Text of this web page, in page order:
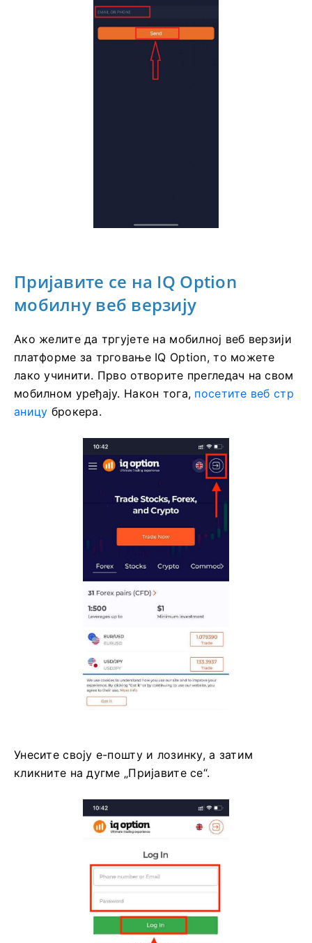
Пријавите се на IQ Option
мобилну веб верзију
Ако желите да тргујете на мобилној веб верзији
платформе за трговање IQ Option, то можете
лако учинити. Прво отворите прегледач на свом
мобилном уређају. Након тога, посетите веб стр
аницу брокера.
Унесите своју е-пошту и лозинку, а затим
кликните на дугме „Пријавите се“.